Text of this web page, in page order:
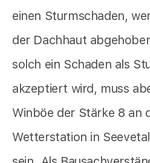
einen Sturmschaden,
der Dachhaut
solch ein Schaden als
akzeptiert wird, muss
Winböe der Stärke 8 an
Wetterstation in